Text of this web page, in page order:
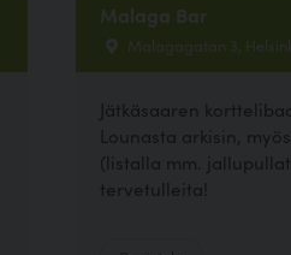
Malaga Bar
Malagagatan 3,
Jätkäsaaren
Lounasta arkisin,
(listalla mm.
tervetulleita!